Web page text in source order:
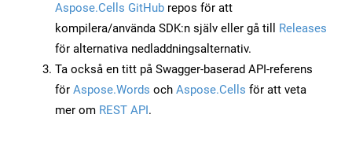
Aspose.Cells GitHub repos för att
kompilera/använda SDK:n själv eller gå till Releases
för alternativa nedladdningsalternativ.
Ta också en titt på Swagger-baserad API-referens
för Aspose.Words och Aspose.Cells för att veta
mer om REST API.